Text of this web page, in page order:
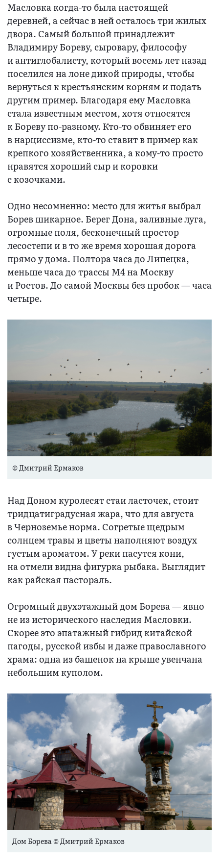
Масловка когда-то была настоящей
деревней, а сейчас в ней осталось три жилых
двора. Самый большой принадлежит
Владимиру Бореву, сыровару, философу
и антиглобалисту, который восемь лет назад
поселился на лоне дикой природы, чтобы
вернуться к крестьянским корням и подать
другим пример. Благодаря ему Масловка
стала известным местом, хотя относятся
к Бореву по-разному. Кто-то обвиняет его
в нарциссизме, кто-то ставит в пример как
крепкого хозяйственника, а кому-то просто
нравятся хороший сыр и коровки
с козочками.
Одно несомненно: место для житья выбрал
Борев шикарное. Берег Дона, заливные луга,
огромные поля, бесконечный простор
лесостепи и в то же время хорошая дорога
прямо у дома. Полтора часа до Липецка,
меньше часа до трассы М4 на Москву
и Ростов. До самой Москвы без пробок — часа
четыре.
© Дмитрий Ермаков
Над Доном куролесят стаи ласточек, стоит
тридцатиградусная жара, что для августа
в Черноземье норма. Согретые щедрым
солнцем травы и цветы наполняют воздух
густым ароматом. У реки пасутся кони,
на отмели видна фигурка рыбака. Выглядит
как райская пастораль.
Огромный двухэтажный дом Борева — явно
не из исторического наследия Масловки.
Скорее это эпатажный гибрид китайской
пагоды, русской избы и даже православного
храма: одна из башенок на крыше увенчана
небольшим куполом.
Дом Борева © Дмитрий Ермаков